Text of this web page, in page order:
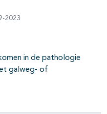
2023
in de pathologie
galweg- of